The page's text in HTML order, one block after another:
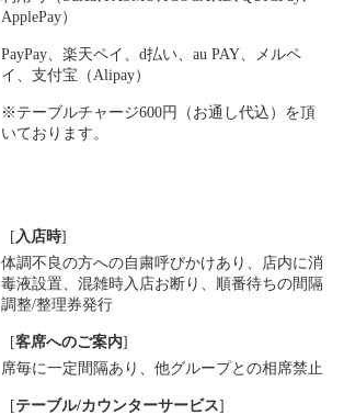
ApplePay）
PayPay、楽天ペイ、d払い、au PAY、メルペ
イ、支付宝（Alipay）
※テーブルチャージ600円（お通し代込）を頂
いております。
[入店時]
体調不良の方への自粛呼びかけあり
店内に消
毒液設置
混雑時入店お断り
順番待ちの間隔
調整/整理券発行
[客席へのご案内]
席毎に一定間隔あり
他グループとの相席禁止
[テーブル/カウンターサービス]